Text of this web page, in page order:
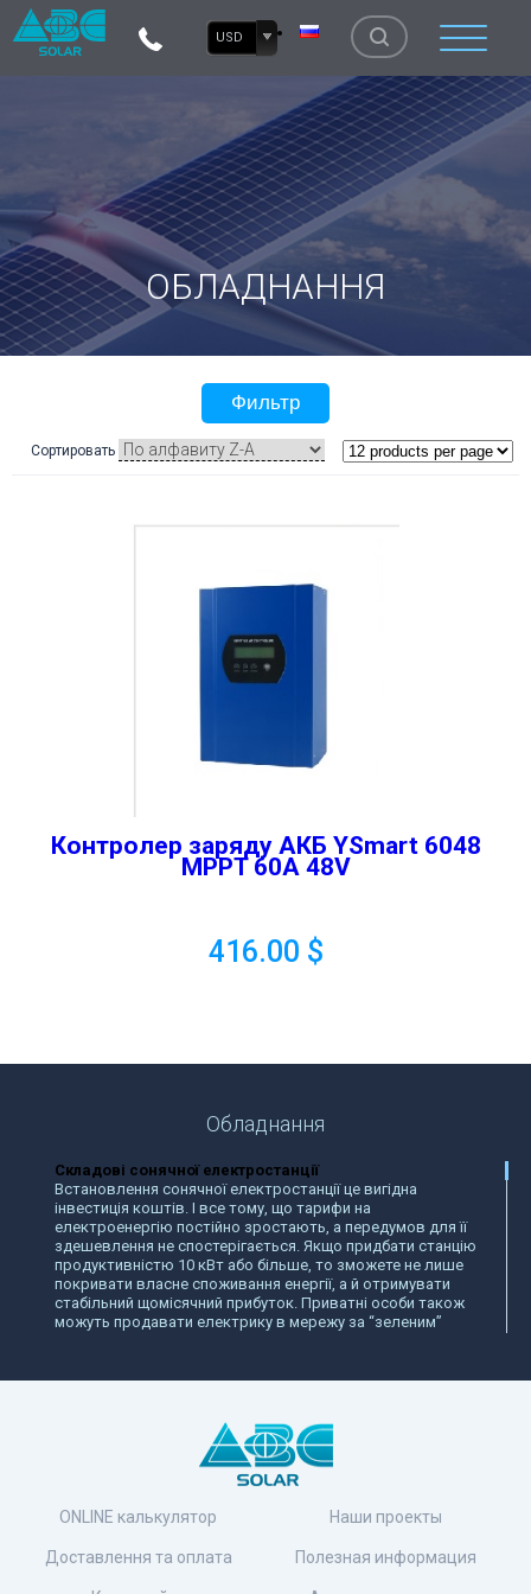
USD
ОБЛАДНАННЯ
Фильтр
Сортировать
Контролер заряду АКБ YSmart 6048
MPPT 60A 48V
416.00 $
Обладнання
Складові сонячної електростанції
Встановлення сонячної електростанції це вигідна
інвестиція коштів. І все тому, що тарифи на
електроенергію постійно зростають, а передумов для її
здешевлення не спостерігається. Якщо придбати станцію
продуктивністю 10 кВт або більше, то зможете не лише
покривати власне споживання енергії, а й отримувати
стабільний щомісячний прибуток. Приватні особи також
можуть продавати електрику в мережу за “зеленим”
Україні?
завдання — виробляти електроенергію. Панелі
вловлюють сонячне світло, перетворюючи енергію в
електрострум. Панелі бувають як моно-, так і
корисної дії (до 22%) через те, що сонячне обладнання
робиться на основі чистого кремнію.
Полікристалічні панелі виробляються також з додаванням
відходів кремнієвого виробництва, тому їх ККД дещо
нижчий та сягає 18%.
ONLINE калькулятор
Доставлення та оплата
Наши проекты
Полезная информация